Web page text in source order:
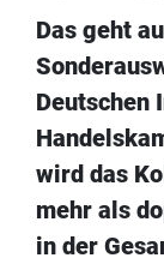
Das geht
Deutschen
wird das
mehr als
in der